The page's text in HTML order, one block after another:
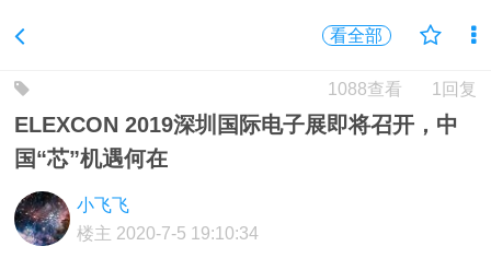
看全部
1回复
1088查看
ELEXCON 2019深圳国际电子展即将召开，中
国“芯”机遇何在
小飞飞
楼主 2020-7-5 19:10:34